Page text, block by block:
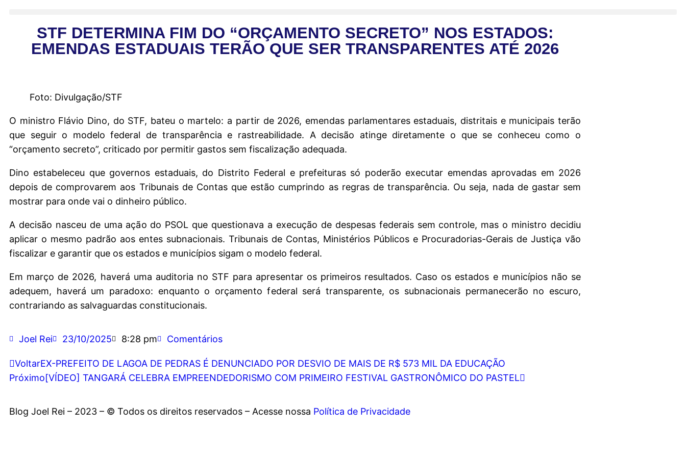
STF DETERMINA FIM DO “ORÇAMENTO SECRETO” NOS ESTADOS:
EMENDAS ESTADUAIS TERÃO QUE SER TRANSPARENTES ATÉ 2026
Foto: Divulgação/STF
O ministro Flávio Dino, do STF, bateu o martelo: a partir de 2026, emendas parlamentares estaduais, distritais e municipais terão
que seguir o modelo federal de transparência e rastreabilidade. A decisão atinge diretamente o que se conheceu como o
“orçamento secreto”, criticado por permitir gastos sem fiscalização adequada.
Dino estabeleceu que governos estaduais, do Distrito Federal e prefeituras só poderão executar emendas aprovadas em 2026
depois de comprovarem aos Tribunais de Contas que estão cumprindo as regras de transparência. Ou seja, nada de gastar sem
mostrar para onde vai o dinheiro público.
A decisão nasceu de uma ação do PSOL que questionava a execução de despesas federais sem controle, mas o ministro decidiu
aplicar o mesmo padrão aos entes subnacionais. Tribunais de Contas, Ministérios Públicos e Procuradorias-Gerais de Justiça vão
fiscalizar e garantir que os estados e municípios sigam o modelo federal.
Em março de 2026, haverá uma auditoria no STF para apresentar os primeiros resultados. Caso os estados e municípios não se
adequem, haverá um paradoxo: enquanto o orçamento federal será transparente, os subnacionais permanecerão no escuro,
contrariando as salvaguardas constitucionais.
Joel Rei 23/10/2025 8:28 pm Comentários
VoltarEX-PREFEITO DE LAGOA DE PEDRAS É DENUNCIADO POR DESVIO DE MAIS DE R$ 573 MIL DA EDUCAÇÃO
Próximo[VÍDEO] TANGARÁ CELEBRA EMPREENDEDORISMO COM PRIMEIRO FESTIVAL GASTRONÔMICO DO PASTEL
Blog Joel Rei – 2023 – © Todos os direitos reservados – Acesse nossa Política de Privacidade